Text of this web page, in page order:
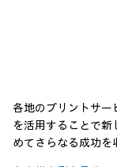
各地のプリントサー
を活用することで
めてさらなる成功を